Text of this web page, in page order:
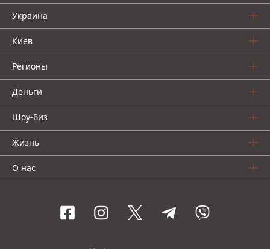
Украина
Киев
Регионы
Деньги
Шоу-биз
Жизнь
О нас